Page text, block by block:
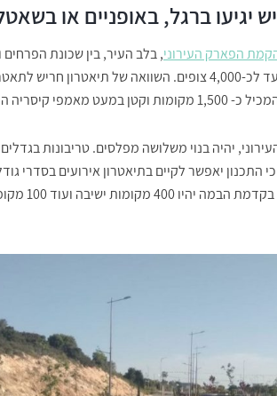
יגיעו ברגל, באופניים או
הפארק העירוני, בלב העיר, בין שכונת
על שטח של 103 דונם ויכלול גם תיאטרון פתוח המיועד לכ-4,000 צופים.
כ-5,000 מקומות.
יהיה בנוי משלושה מפלסים. טריבונות
שגודלה 230 מ"ר. עוד מצוין כי התכנון יאפשר לקיים בתיאטרון אירועים
200 מקומות